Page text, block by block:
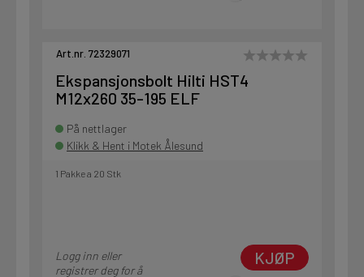
Art.nr. 72329071
Ekspansjonsbolt Hilti HST4
M12x260 35-195 ELF
På nettlager
Klikk & Hent i Motek Ålesund
1 Pakke a 20 Stk
Logg inn eller
registrer deg for å
KJØP